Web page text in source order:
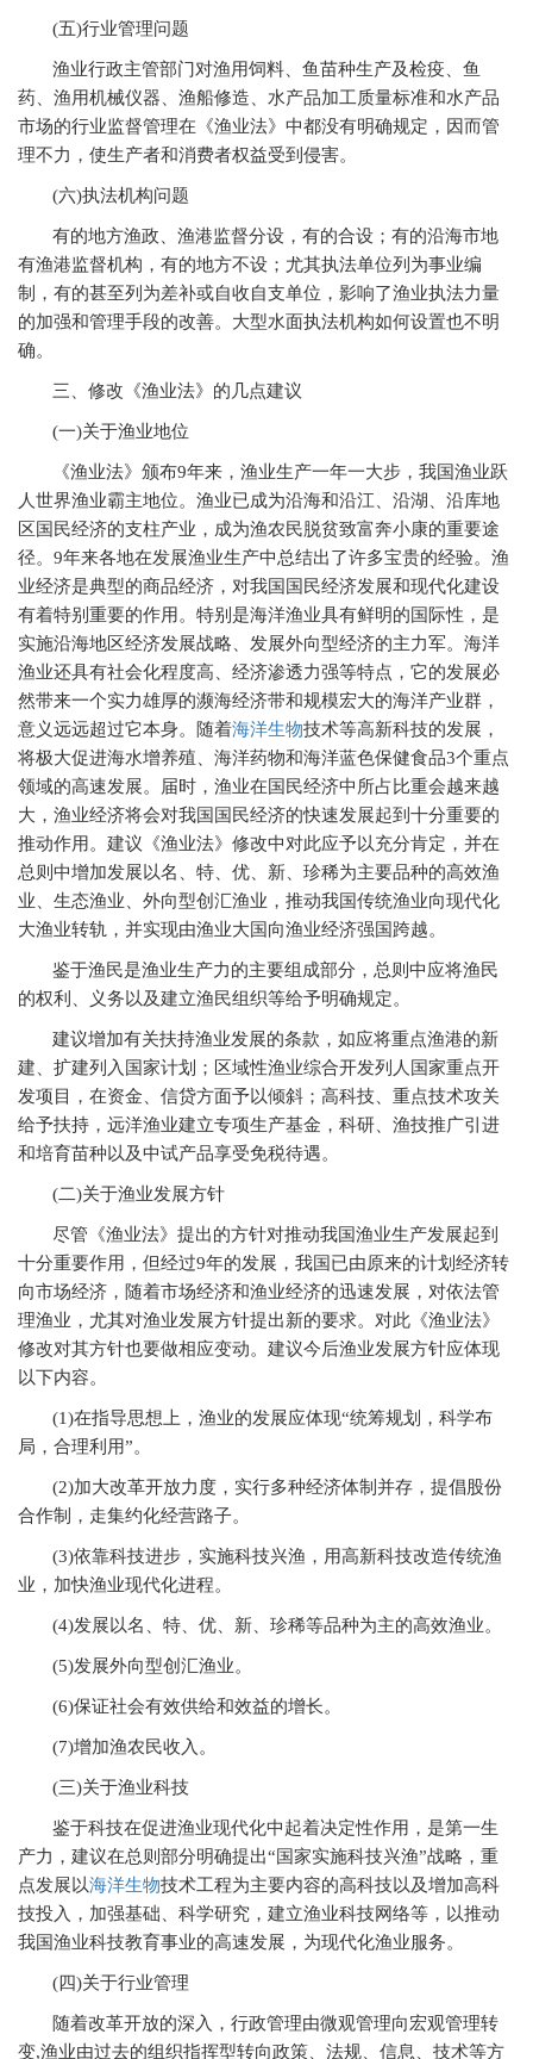
(五)行业管理问题
渔业行政主管部门对渔用饲料、鱼苗种生产及检疫、鱼
药、渔用机械仪器、渔船修造、水产品加工质量标准和水产品
市场的行业监督管理在《渔业法》中都没有明确规定，因而管
理不力，使生产者和消费者权益受到侵害。
(六)执法机构问题
有的地方渔政、渔港监督分设，有的合设；有的沿海市地
有渔港监督机构，有的地方不设；尤其执法单位列为事业编
制，有的甚至列为差补或自收自支单位，影响了渔业执法力量
的加强和管理手段的改善。大型水面执法机构如何设置也不明
确。
三、修改《渔业法》的几点建议
(一)关于渔业地位
《渔业法》颁布9年来，渔业生产一年一大步，我国渔业跃
人世界渔业霸主地位。渔业已成为沿海和沿江、沿湖、沿库地
区国民经济的支柱产业，成为渔农民脱贫致富奔小康的重要途
径。9年来各地在发展渔业生产中总结出了许多宝贵的经验。渔
业经济是典型的商品经济，对我国国民经济发展和现代化建设
有着特别重要的作用。特别是海洋渔业具有鲜明的国际性，是
实施沿海地区经济发展战略、发展外向型经济的主力军。海洋
渔业还具有社会化程度高、经济渗透力强等特点，它的发展必
然带来一个实力雄厚的濒海经济带和规模宏大的海洋产业群，
意义远远超过它本身。随着海洋生物技术等高新科技的发展，
将极大促进海水增养殖、海洋药物和海洋蓝色保健食品3个重点
领域的高速发展。届时，渔业在国民经济中所占比重会越来越
大，渔业经济将会对我国国民经济的快速发展起到十分重要的
推动作用。建议《渔业法》修改中对此应予以充分肯定，并在
总则中增加发展以名、特、优、新、珍稀为主要品种的高效渔
业、生态渔业、外向型创汇渔业，推动我国传统渔业向现代化
大渔业转轨，并实现由渔业大国向渔业经济强国跨越。
鉴于渔民是渔业生产力的主要组成部分，总则中应将渔民
的权利、义务以及建立渔民组织等给予明确规定。
建议增加有关扶持渔业发展的条款，如应将重点渔港的新
建、扩建列入国家计划；区域性渔业综合开发列人国家重点开
发项目，在资金、信贷方面予以倾斜；高科技、重点技术攻关
给予扶持，远洋渔业建立专项生产基金，科研、渔技推广引进
和培育苗种以及中试产品享受免税待遇。
(二)关于渔业发展方针
尽管《渔业法》提出的方针对推动我国渔业生产发展起到
十分重要作用，但经过9年的发展，我国已由原来的计划经济转
向市场经济，随着市场经济和渔业经济的迅速发展，对依法管
理渔业，尤其对渔业发展方针提出新的要求。对此《渔业法》
修改对其方针也要做相应变动。建议今后渔业发展方针应体现
以下内容。
(1)在指导思想上，渔业的发展应体现“统筹规划，科学布
局，合理利用”。
(2)加大改革开放力度，实行多种经济体制并存，提倡股份
合作制，走集约化经营路子。
(3)依靠科技进步，实施科技兴渔，用高新科技改造传统渔
业，加快渔业现代化进程。
(4)发展以名、特、优、新、珍稀等品种为主的高效渔业。
(5)发展外向型创汇渔业。
(6)保证社会有效供给和效益的增长。
(7)增加渔农民收入。
(三)关于渔业科技
鉴于科技在促进渔业现代化中起着决定性作用，是第一生
产力，建议在总则部分明确提出“国家实施科技兴渔”战略，重
点发展以海洋生物技术工程为主要内容的高科技以及增加高科
技投入，加强基础、科学研究，建立渔业科技网络等，以推动
我国渔业科技教育事业的高速发展，为现代化渔业服务。
(四)关于行业管理
随着改革开放的深入，行政管理由微观管理向宏观管理转
变,渔业由过去的组织指挥型转向政策、法规、信息、技术等方